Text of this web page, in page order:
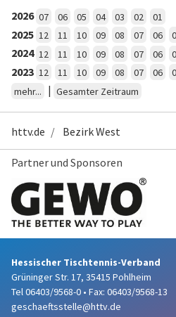
2026 07 06 05 04 03 02 01
2025 12 11 10 09 08 07 06
2024 12 11 10 09 08 07 06
2023 12 11 10 09 08 07 06
mehr...
| Gesamter Zeitraum
httv.de Bezirk West
Partner und Sponsoren
Hessischer Tischtennis-Verband
Grüninger Str. 17, 35415 Pohlheim
Tel 06403/9568-0 • Fax: 06403/9568-13
geschaeftsstelle@httv.de